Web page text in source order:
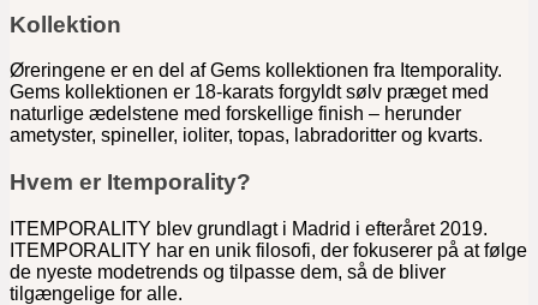
Kollektion
Øreringene er en del af Gems kollektionen fra Itemporality.
Gems kollektionen er 18-karats forgyldt sølv præget med
naturlige ædelstene med forskellige finish – herunder
ametyster, spineller, ioliter, topas, labradoritter og kvarts.
Hvem er Itemporality?
ITEMPORALITY blev grundlagt i Madrid i efteråret 2019.
ITEMPORALITY har en unik filosofi, der fokuserer på at følge
de nyeste modetrends og tilpasse dem, så de bliver
tilgængelige for alle.